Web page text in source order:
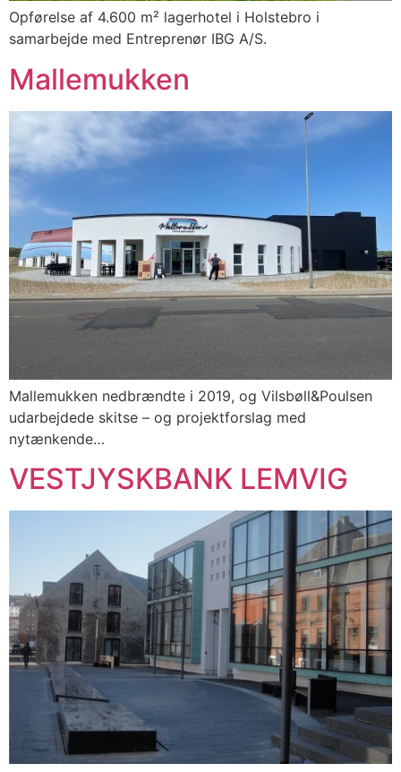
Opførelse af 4.600 m² lagerhotel i Holstebro i
samarbejde med Entreprenør IBG A/S.
Mallemukken
Mallemukken nedbrændte i 2019, og Vilsbøll&Poulsen
udarbejdede skitse – og projektforslag med
nytænkende…
VESTJYSKBANK LEMVIG